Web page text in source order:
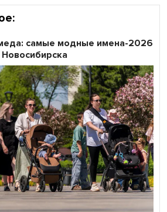
самые модные имена-2026